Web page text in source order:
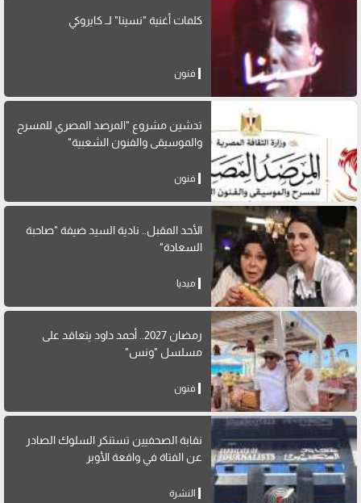
كلمات أغنية "نسينا" لــ كايروكي
فنون
تدشين مشروع "المرصد المصري للمسرح
والموسيقى والفنون الشعبية"
فنون
الأحد المقبل.. نادية السيد ضيفة "صاحبة
السعادة"
ميديا
رمضان 2027.. أحمد داود يتعاقد على
مسلسل "ونس"
فنون
نقابة الصحفيين تستنكر السلوك الصادر
عن الفتاة في واقعة الأوبر
النشرة